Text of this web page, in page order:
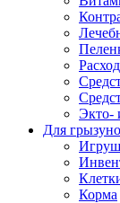
Экто-
Для
Корма